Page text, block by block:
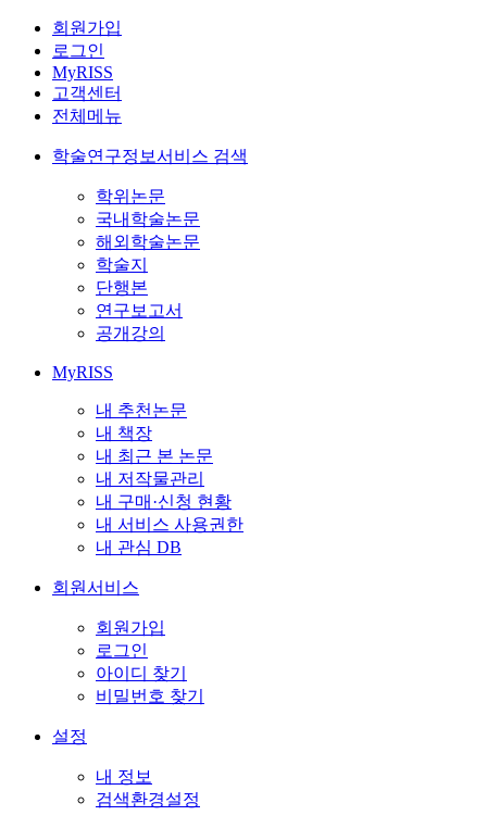
회원가입
로그인
MyRISS
고객센터
전체메뉴
학술연구정보서비스 검색
학위논문
국내학술논문
해외학술논문
학술지
단행본
연구보고서
공개강의
MyRISS
내 추천논문
내 책장
내 최근 본 논문
내 저작물관리
내 구매·신청 현황
내 서비스 사용권한
내 관심 DB
회원서비스
회원가입
로그인
아이디 찾기
비밀번호 찾기
설정
내 정보
검색환경설정